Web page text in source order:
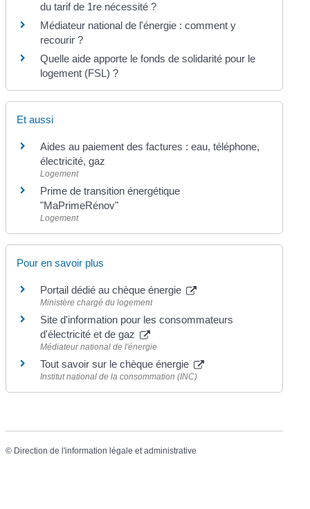
du tarif de 1re nécessité ?
Médiateur national de l'énergie : comment y
recourir ?
Quelle aide apporte le fonds de solidarité pour le
logement (FSL) ?
Et aussi
Aides au paiement des factures : eau, téléphone,
électricité, gaz
Logement
Prime de transition énergétique
"MaPrimeRénov"
Logement
Pour en savoir plus
Portail dédié au chèque énergie
Ministère chargé du logement
Site d'information pour les consommateurs
d'électricité et de gaz
Médiateur national de l'énergie
Tout savoir sur le chèque énergie
Institut national de la consommation (INC)
© Direction de l'information légale et administrative